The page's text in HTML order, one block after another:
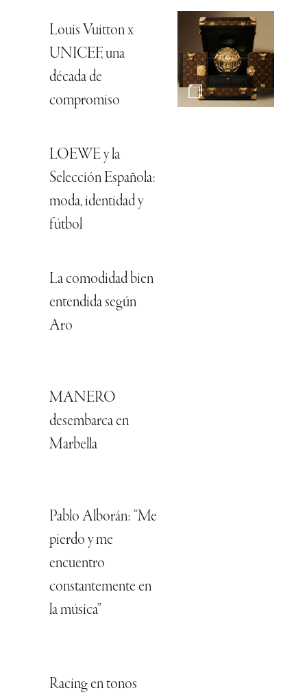
Louis Vuitton x
UNICEF, una
década de
compromiso
LOEWE y la
Selección Española:
moda, identidad y
fútbol
La comodidad bien
entendida según
Aro
MANERO
desembarca en
Marbella
Pablo Alborán: “Me
pierdo y me
encuentro
constantemente en
la música”
Racing en tonos